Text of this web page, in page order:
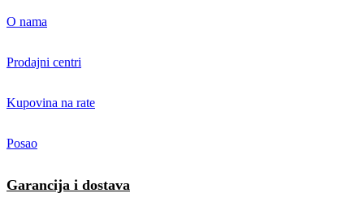
O nama
Prodajni centri
Kupovina na rate
Posao
Garancija i dostava